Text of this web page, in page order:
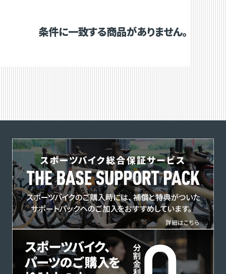
条件に一致する商品がありません。